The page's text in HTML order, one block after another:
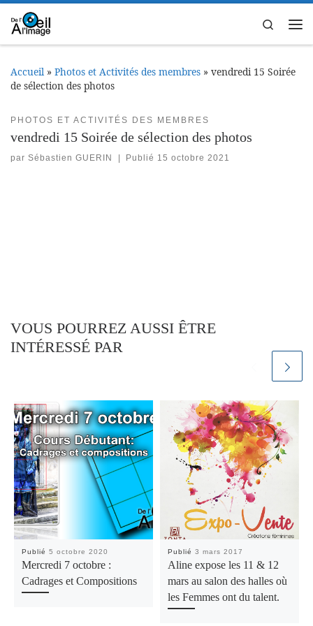
Passer au contenu
Search
Accueil » Photos et Activités des membres » vendredi 15 Soirée
de sélection des photos
PHOTOS ET ACTIVITÉS DES MEMBRES
vendredi 15 Soirée de sélection des photos
par Sébastien GUERIN Publié 15 octobre 2021
VOUS POURREZ AUSSI ÊTRE
INTÉRESSÉ PAR
Publié5 octobre 2020
Mercredi 7 octobre :
Cadrages et Compositions
Publié3 mars 2017
Aline expose les 11 & 12
mars au salon des halles où
les Femmes ont du talent.